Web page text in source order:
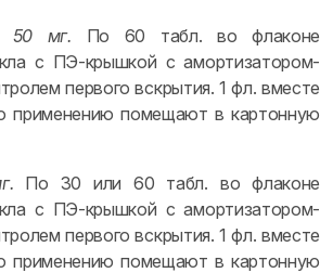
50 мг. По 60 табл. во флаконе
с ПЭ-крышкой с амортизатором-
первого вскрытия. 1 фл. вместе
применению помещают в картонную
По 30 или 60 табл. во флаконе
с ПЭ-крышкой с амортизатором-
первого вскрытия. 1 фл. вместе
применению помещают в картонную